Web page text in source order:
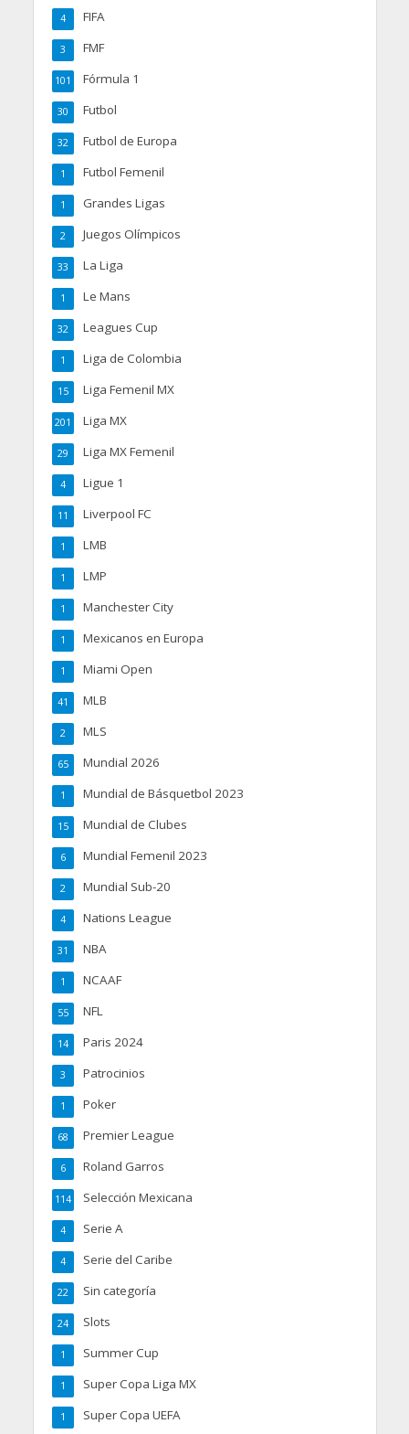
FIFA
4
FMF
3
Fórmula 1
101
Futbol
30
Futbol de Europa
32
Futbol Femenil
1
Grandes Ligas
1
Juegos Olímpicos
2
La Liga
33
Le Mans
1
Leagues Cup
32
Liga de Colombia
1
Liga Femenil MX
15
Liga MX
201
Liga MX Femenil
29
Ligue 1
4
Liverpool FC
11
LMB
1
LMP
1
Manchester City
1
Mexicanos en Europa
1
Miami Open
1
MLB
41
MLS
2
Mundial 2026
65
Mundial de Básquetbol 2023
1
Mundial de Clubes
15
Mundial Femenil 2023
6
Mundial Sub-20
2
Nations League
4
NBA
31
NCAAF
1
NFL
55
Paris 2024
14
Patrocinios
3
Poker
1
Premier League
68
Roland Garros
6
Selección Mexicana
114
Serie A
4
Serie del Caribe
4
Sin categoría
22
Slots
24
Summer Cup
1
Super Copa Liga MX
1
Super Copa UEFA
1